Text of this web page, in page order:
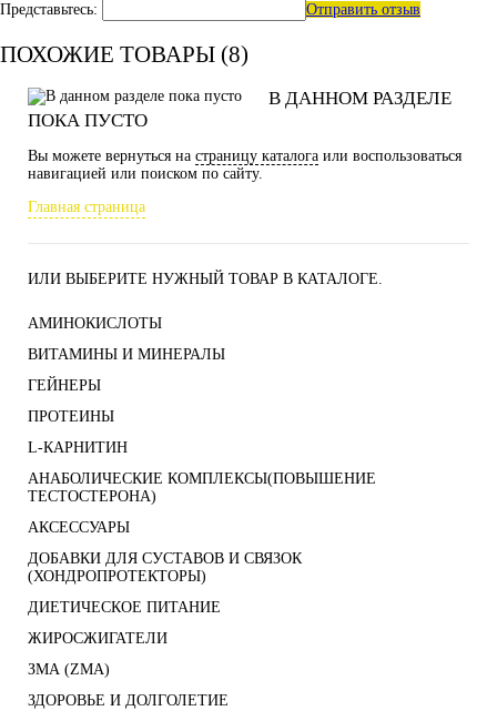
Представьтесь: Отправить отзыв
ПОХОЖИЕ ТОВАРЫ (8)
В ДАННОМ РАЗДЕЛЕ
ПОКА ПУСТО
Вы можете вернуться на страницу каталога или воспользоваться
навигацией или поиском по сайту.
Главная страница
ИЛИ ВЫБЕРИТЕ НУЖНЫЙ ТОВАР В КАТАЛОГЕ.
АМИНОКИСЛОТЫ
ВИТАМИНЫ И МИНЕРАЛЫ
ГЕЙНЕРЫ
ПРОТЕИНЫ
L-КАРНИТИН
АНАБОЛИЧЕСКИЕ КОМПЛЕКСЫ(ПОВЫШЕНИЕ
ТЕСТОСТЕРОНА)
АКСЕССУАРЫ
ДОБАВКИ ДЛЯ СУСТАВОВ И СВЯЗОК
(ХОНДРОПРОТЕКТОРЫ)
ДИЕТИЧЕСКОЕ ПИТАНИЕ
ЖИРОСЖИГАТЕЛИ
ЗМА (ZMA)
ЗДОРОВЬЕ И ДОЛГОЛЕТИЕ